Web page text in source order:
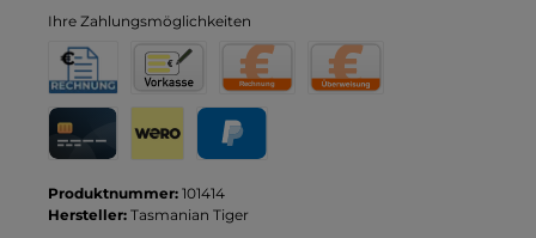
Ihre Zahlungsmöglichkeiten
Produktnummer: 101414
Hersteller: Tasmanian Tiger